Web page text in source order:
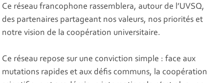
Ce réseau francophone rassemblera, autour de l’UVSQ,
des partenaires partageant nos valeurs, nos priorités et
notre vision de la coopération universitaire.
Ce réseau repose sur une conviction simple : face aux
mutations rapides et aux défis communs, la coopération